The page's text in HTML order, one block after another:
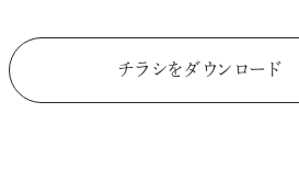
チラシをダウンロード